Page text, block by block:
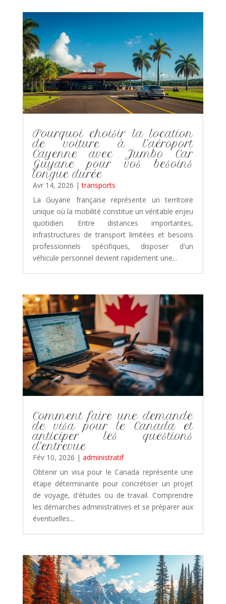
Pourquoi choisir la location
de voiture à l’aéroport
Cayenne avec Jumbo Car
Guyane pour vos besoins
longue durée
Avr 14, 2026 |transports
La Guyane française représente un territoire
unique où la mobilité constitue un véritable enjeu
quotidien. Entre distances importantes,
infrastructures de transport limitées et besoins
professionnels spécifiques, disposer d'un
véhicule personnel devient rapidement une...
Comment faire une demande
de visa pour le Canada et
anticiper les questions
d’entrevue
Fév 10, 2026 | administratif
Obtenir un visa pour le Canada représente une
étape déterminante pour concrétiser un projet
de voyage, d'études ou de travail. Comprendre
les démarches administratives et se préparer aux
éventuelles...